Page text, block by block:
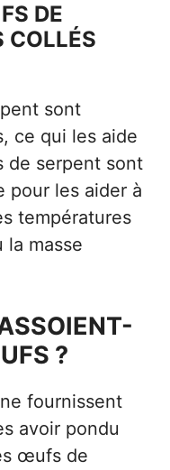
DE
COLLÉS
sont
ce qui les aide
de serpent sont
pour les aider à
températures
la masse
?
fournissent
avoir pondu
œufs de